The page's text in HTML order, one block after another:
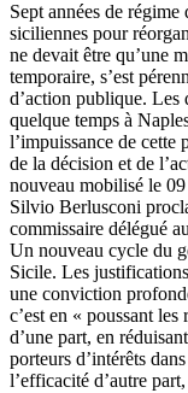
Sept années de
siciliennes pour
ne devait être qu’une
temporaire, s’est
d’action publique. Les
quelque temps à
l’impuissance de cette
de la décision et de
nouveau mobilisé le
Silvio Berlusconi
commissaire délégué
Un nouveau cycle du
Sicile. Les
une conviction
c’est en « poussant
d’une part, en
porteurs d’intérêts
l’efficacité d’autre